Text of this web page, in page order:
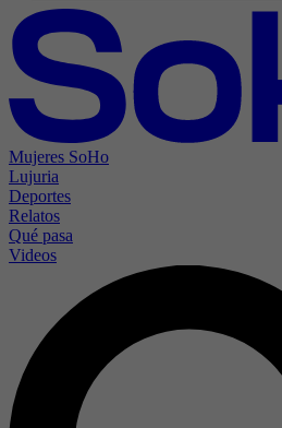
Mujeres SoHo
Lujuria
Deportes
Relatos
Qué pasa
Videos